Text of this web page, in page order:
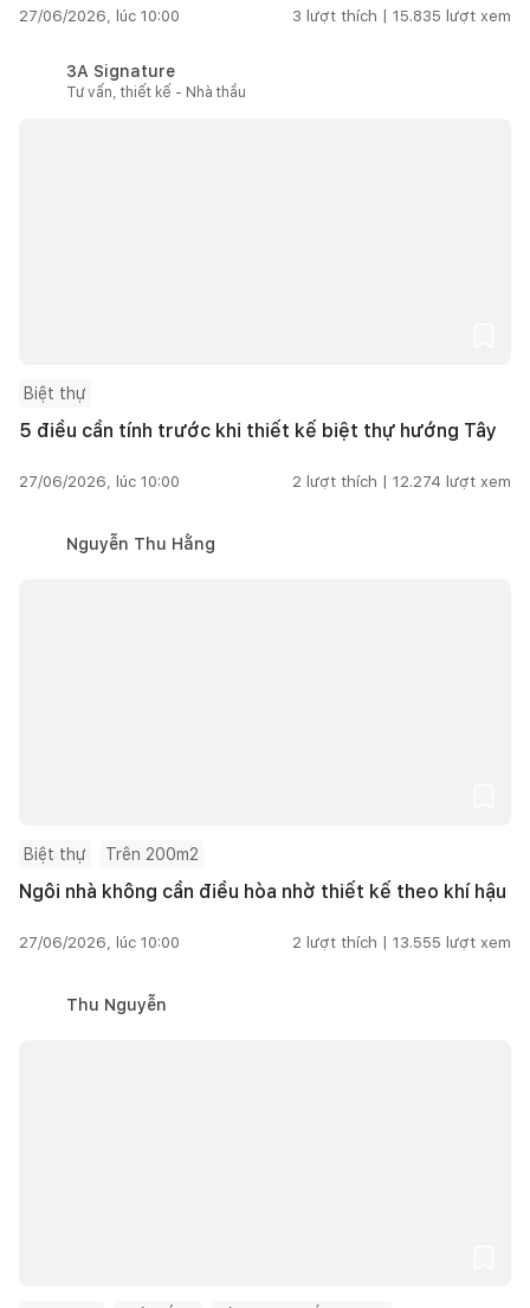
27/06/2026, lúc 10:00 3 lượt thích | 15.835 lượt xem
3A Signature
Tư vấn, thiết kế - Nhà thầu
Biệt thự
5 điều cần tính trước khi thiết kế biệt thự hướng Tây
27/06/2026, lúc 10:00 2 lượt thích | 12.274 lượt xem
Nguyễn Thu Hằng
Biệt thự Trên 200m2
Ngôi nhà không cần điều hòa nhờ thiết kế theo khí hậu
27/06/2026, lúc 10:00 2 lượt thích | 13.555 lượt xem
Thu Nguyễn